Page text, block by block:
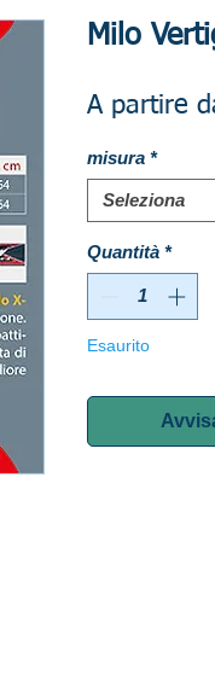
Milo
A partire
misura *
Seleziona
Quantità *
Esaurito